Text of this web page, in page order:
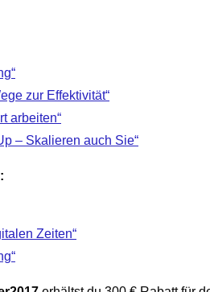
zur Effektivität“
arbeiten“
– Skalieren auch Sie“
Zeiten“